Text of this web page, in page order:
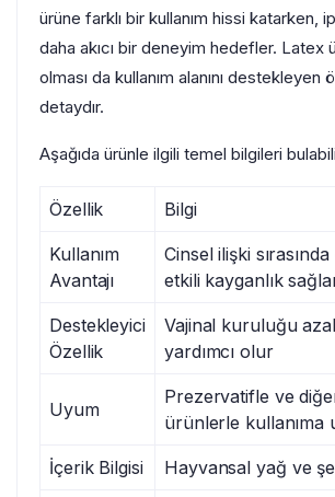
ürüne farklı bir kullanım hissi katarken,
daha akıcı bir deneyim hedefler. Latex
olması da kullanım alanını destekleyen
detaydır.
Aşağıda ürünle ilgili temel bilgileri
Özellik Bilgi
Kullanım
Avantajı
Cinsel ilişki
etkili kayganlık
Destekleyici
Özellik
Vajinal kuruluğu
yardımcı olur
Uyum
Prezervatifle ve
ürünlerle kullanıma
İçerik Bilgisi Hayvansal yağ ve